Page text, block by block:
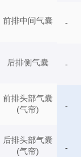
前排中间气囊
后排侧气囊
前排头部气囊
(气帘)
后排头部气囊
(气帘)
-
-
-
-